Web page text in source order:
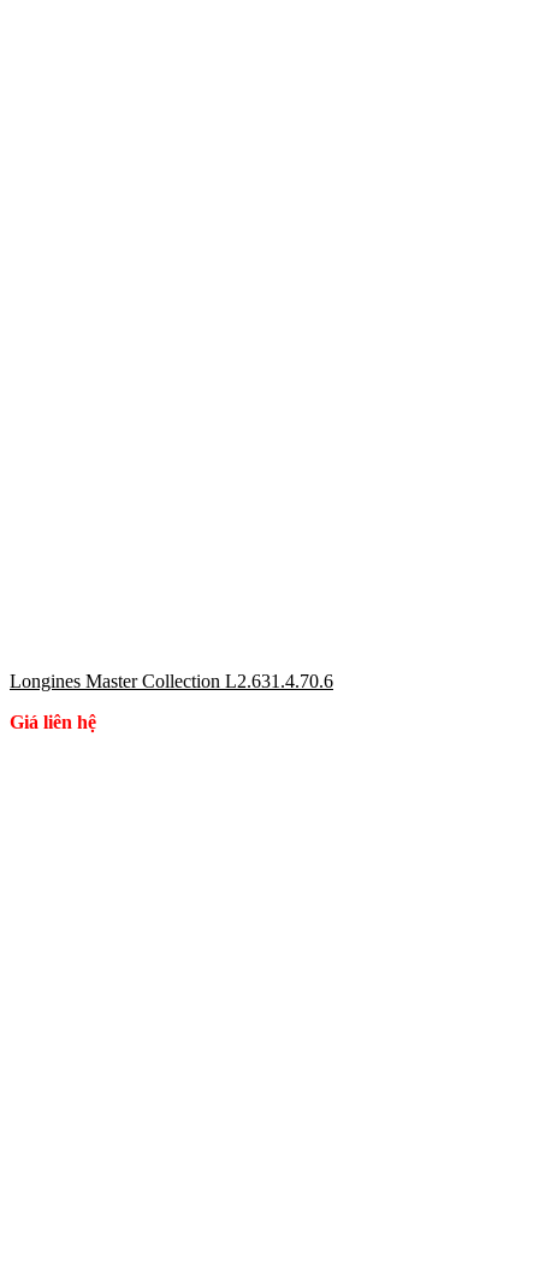
Longines Master Collection L2.631.4.70.6
Giá liên hệ